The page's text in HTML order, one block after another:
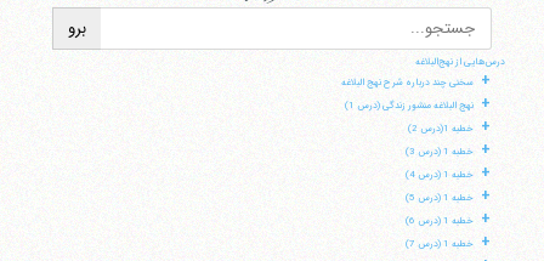
درس‌هایی از نهج‌البلاغه
+ سخنی چند درباره شرح نهج البلاغه
+ نهج البلاغه منشور زندگی (درس 1)
+ خطبه 1(درس 2)
+ خطبه 1 (درس 3)
+ خطبه 1 (درس 4)
+ خطبه 1 (درس 5)
+ خطبه 1 (درس 6)
+ خطبه 1 (درس 7)